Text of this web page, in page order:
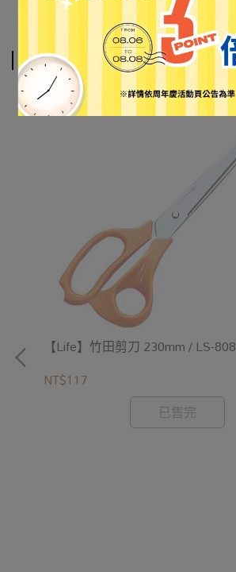
相關商品
【Life】竹田剪刀 230mm / LS-808
NT$117
已售完